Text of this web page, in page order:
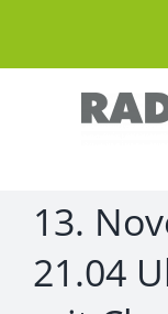
springen
13.
21.04